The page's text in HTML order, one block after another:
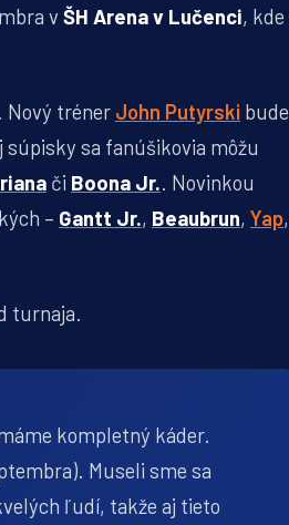
v ŠH Arena v Lučenci, kde
Nový tréner John Putyrski bude
súpisky sa fanúšikovia môžu
či Boona Jr.. Novinkou
– Gantt Jr., Beaubrun, Yap,
turnaja.
kompletný káder.
Museli sme sa
ľudí, takže aj tieto